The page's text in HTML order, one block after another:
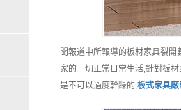
聞報道中所報導的板材家具裂開
家的一切正常日常生活,針對板
是不可以過度幹躁的,板式家具廠